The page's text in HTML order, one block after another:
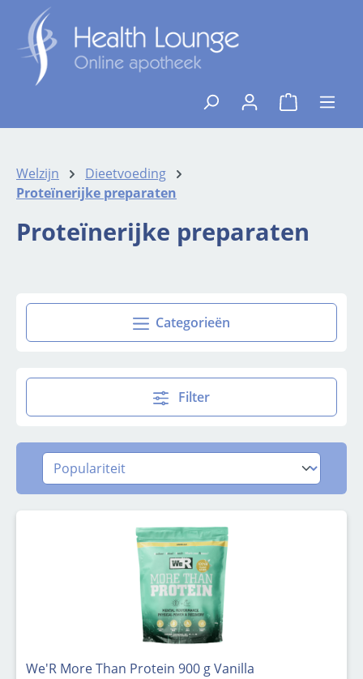
Ga naar de hoofdinhoud
{1}De
Welzijn
Dieetvoeding
Proteïnerijke preparaten
Proteïnerijke preparaten
Categorieën
Filter
We'R More Than Protein 900 g Vanilla